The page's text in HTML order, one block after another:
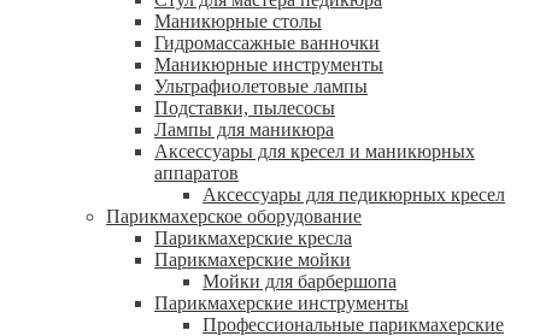
Маникюрные столы
Гидромассажные ванночки
Маникюрные инструменты
Ультрафиолетовые лампы
Подставки, пылесосы
Лампы для маникюра
Аксессуары для кресел и маникюрных
аппаратов
Аксессуары для педикюрных кресел
Парикмахерское оборудование
Парикмахерские кресла
Парикмахерские мойки
Мойки для барбершопа
Парикмахерские инструменты
Профессиональные парикмахерские